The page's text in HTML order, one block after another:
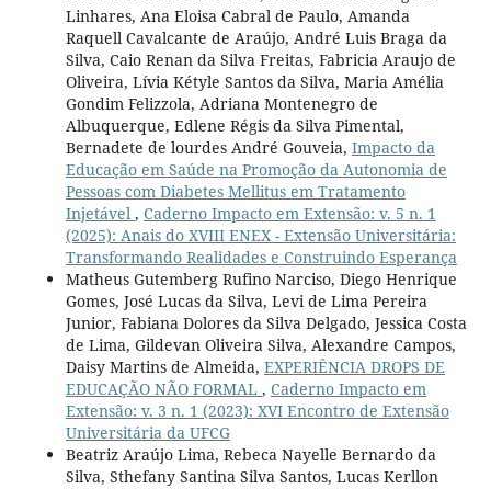
Linhares, Ana Eloisa Cabral de Paulo, Amanda
Raquell Cavalcante de Araújo, André Luis Braga da
Silva, Caio Renan da Silva Freitas, Fabricia Araujo de
Oliveira, Lívia Kétyle Santos da Silva, Maria Amélia
Gondim Felizzola, Adriana Montenegro de
Albuquerque, Edlene Régis da Silva Pimental,
Bernadete de lourdes André Gouveia, Impacto da
Educação em Saúde na Promoção da Autonomia de
Pessoas com Diabetes Mellitus em Tratamento
Injetável , Caderno Impacto em Extensão: v. 5 n. 1
(2025): Anais do XVIII ENEX - Extensão Universitária:
Transformando Realidades e Construindo Esperança
Matheus Gutemberg Rufino Narciso, Diego Henrique
Gomes, José Lucas da Silva, Levi de Lima Pereira
Junior, Fabiana Dolores da Silva Delgado, Jessica Costa
de Lima, Gildevan Oliveira Silva, Alexandre Campos,
Daisy Martins de Almeida, EXPERIÊNCIA DROPS DE
EDUCAÇÃO NÃO FORMAL , Caderno Impacto em
Extensão: v. 3 n. 1 (2023): XVI Encontro de Extensão
Universitária da UFCG
Beatriz Araújo Lima, Rebeca Nayelle Bernardo da
Silva, Sthefany Santina Silva Santos, Lucas Kerllon